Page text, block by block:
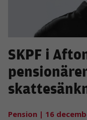
SKPF i
Pension | 16